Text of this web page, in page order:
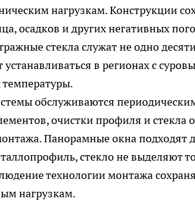
нагрузкам. Конструкции
осадков и других негативных
стекла служат не одно
устанавливаться в регионах с
обслуживаются
очистки профиля и стекла
Панорамные окна подходят
стекло не выделяют
технологии монтажа
нагрузкам.